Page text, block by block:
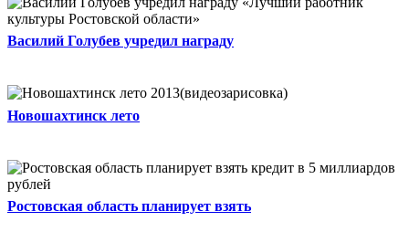
Василий Голубев учредил награду
Новошахтинск лето
Ростовская область планирует взять